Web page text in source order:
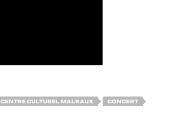
CENTRE CULTUREL MALRAUX CONCERT